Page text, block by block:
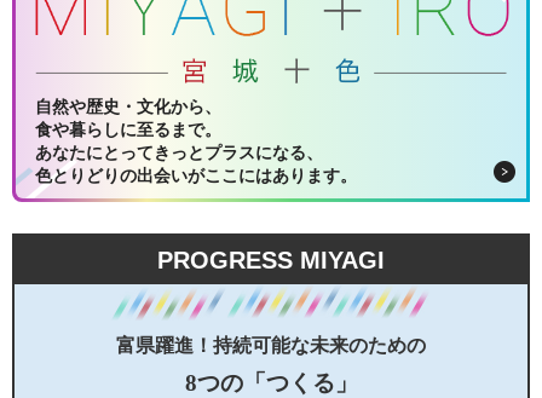
自然や歴史・文化から、
食や暮らしに至るまで。
あなたにとってきっとプラスになる、
色とりどりの出会いがここにはあります。
PROGRESS MIYAGI
富県躍進！持続可能な未来のための
8つの「つくる」